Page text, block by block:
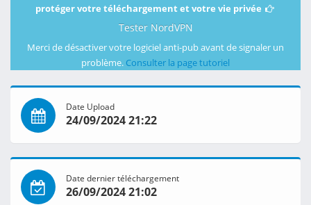
protéger votre téléchargement et votre vie privée
Tester NordVPN
Merci de désactiver votre logiciel anti-pub avant de signaler un
problème. Consulter la page tutoriel
Date Upload
24/09/2024 21:22
Date dernier téléchargement
26/09/2024 21:02